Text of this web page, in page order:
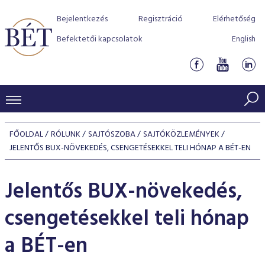
Bejelentkezés Regisztráció
Elérhetőség
Befektetői kapcsolatok
English
KERESKEDÉSI ADATOK
INDEXEK
Kötvényindexek
Jelzáloglevél indexek
Vállalati kötvény indexek
Kedvenc instrumentumok
Azonnali Piac
Részvények
Származékos piac
BEFEKTETŐK
Indexek
Részvény szekció
Hitelpapír szekció
Szabályozás
BÉT szabályzatok
Befektetővédelem
Alkalmazott díjstruktúra
Elszámolás
KIBOCSÁTÓK
Részvény és vállalati kötvény tőzsdei bevezetését
program
BÉT Xtend - Részvénypiac egyszerűen
TŐZSDETAGOK
Tőzsdetagok, üzletkötők
VENDOROK
FŐOLDAL RÓLUNK SAJTÓSZOBA SAJTÓKÖZLEMÉNYEK
JELENTŐS BUX-NÖVEKEDÉS, CSENGETÉSEKKEL TELI HÓNAP A BÉT-EN
Jelentős BUX-növekedés,
csengetésekkel teli hónap
a BÉT-en